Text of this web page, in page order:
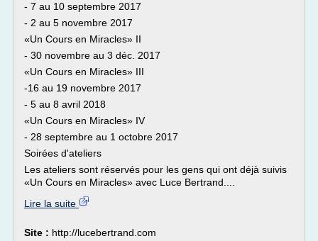
- 7 au 10 septembre 2017
- 2 au 5 novembre 2017
«Un Cours en Miracles» II
- 30 novembre au 3 déc. 2017
«Un Cours en Miracles» III
-16 au 19 novembre 2017
- 5 au 8 avril 2018
«Un Cours en Miracles» IV
- 28 septembre au 1 octobre 2017
Soirées d'ateliers
Les ateliers sont réservés pour les gens qui ont déjà suivis
«Un Cours en Miracles» avec Luce Bertrand....
Lire la suite
Site : http://lucebertrand.com